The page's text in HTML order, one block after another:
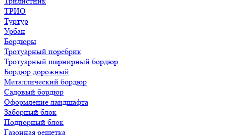
ТРИО
Туртур
Урбан
Бордюры
Тротуарный поребрик
Тротуарный шарнирный бордюр
Бордюр дорожный
Металлический бордюр
Садовый бордюр
Оформление ландшафта
Заборный блок
Подпорный блок
Газонная решетка